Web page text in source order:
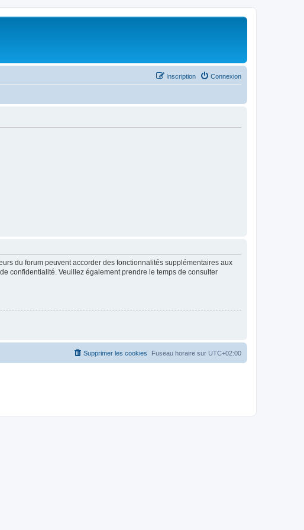
Connexion
Inscription
du forum peuvent accorder des fonctionnalités supplémentaires aux
confidentialité. Veuillez également prendre le temps de consulter
Fuseau horaire sur UTC+02:00
Supprimer les cookies